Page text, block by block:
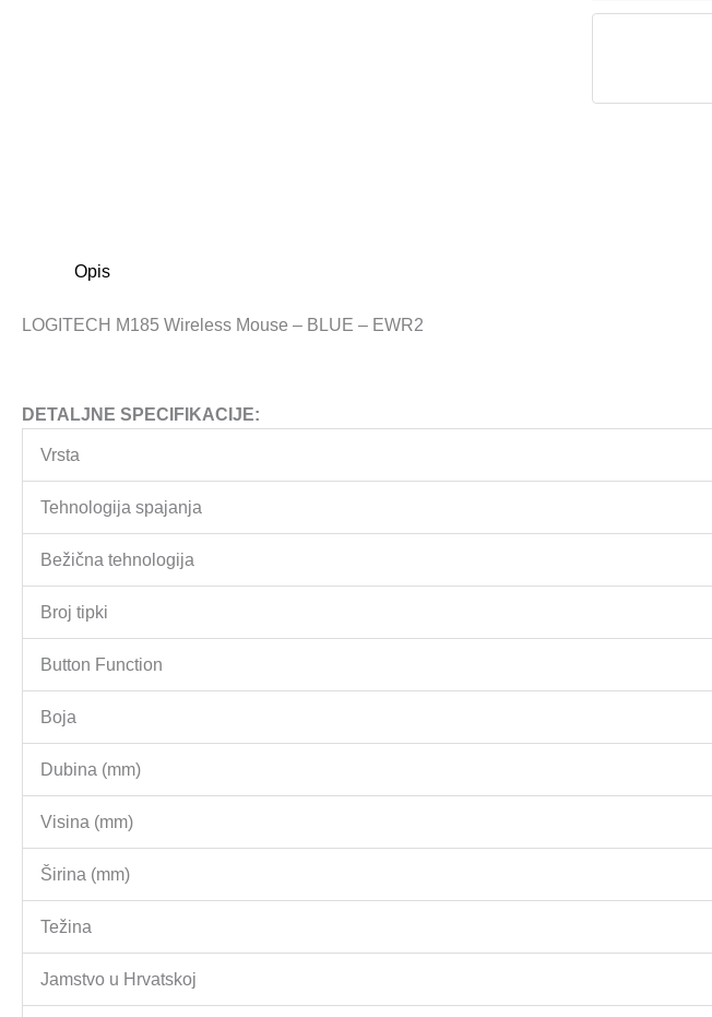
-
EWR2
Opis
LOGITECH M185 Wireless Mouse – BLUE – EWR2
DETALJNE SPECIFIKACIJE:
Vrsta
Tehnologija spajanja
Bežična tehnologija
Broj tipki
Button Function
Boja
Dubina (mm)
Visina (mm)
Širina (mm)
Težina
Jamstvo u Hrvatskoj